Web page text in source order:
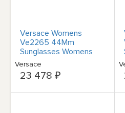
Versace Womens
Ve2265 44Mm
Sunglasses Womens
Silver
Versace
23 478 ₽